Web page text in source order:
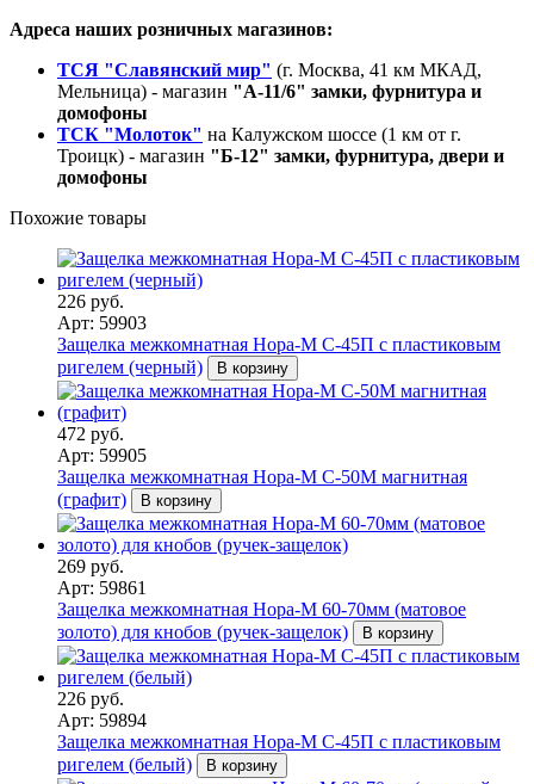
Адреса наших розничных магазинов:
ТСЯ "Славянский мир" (г. Москва, 41 км МКАД,
Мельница) - магазин "А-11/6" замки, фурнитура и
домофоны
ТСК "Молоток" на Калужском шоссе (1 км от г.
Троицк) - магазин "Б-12" замки, фурнитура, двери и
домофоны
Похожие товары
226 руб.
Арт: 59903
Защелка межкомнатная Нора-М С-45П с пластиковым
ригелем (черный)
В корзину
472 руб.
Арт: 59905
Защелка межкомнатная Нора-М С-50М магнитная
(графит)
В корзину
269 руб.
Арт: 59861
Защелка межкомнатная Нора-М 60-70мм (матовое
золото) для кнобов (ручек-защелок)
В корзину
226 руб.
Арт: 59894
Защелка межкомнатная Нора-М С-45П с пластиковым
ригелем (белый)
В корзину